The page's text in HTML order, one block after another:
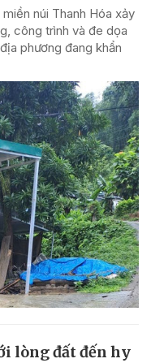
núi Thanh Hóa xảy
công trình và đe dọa
phương đang khẩn
lòng đất đến hy